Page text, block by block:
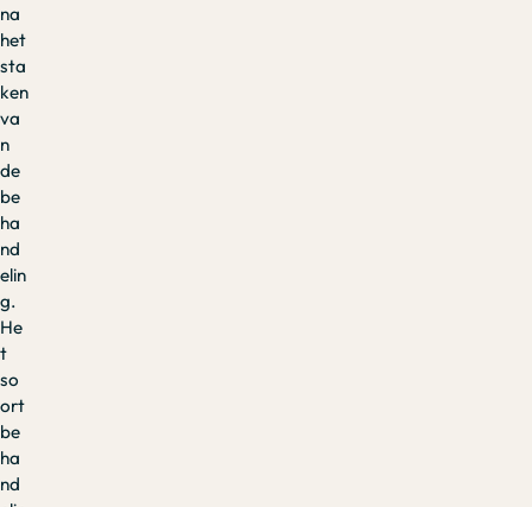
na
het
sta
ken
va
n
de
be
ha
nd
elin
g.
He
t
so
ort
be
ha
nd